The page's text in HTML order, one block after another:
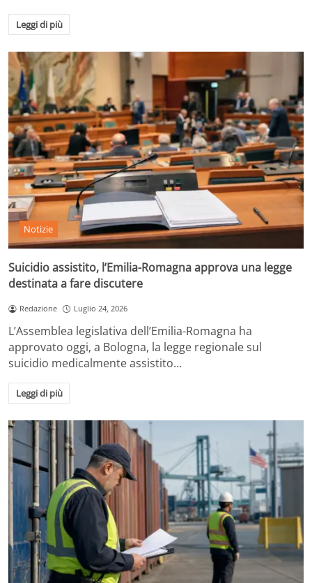
Leggi di più
Notizie
Suicidio assistito, l’Emilia-Romagna approva una legge
destinata a fare discutere
Redazione Luglio 24, 2026
L’Assemblea legislativa dell’Emilia-Romagna ha
approvato oggi, a Bologna, la legge regionale sul
suicidio medicalmente assistito…
Leggi di più